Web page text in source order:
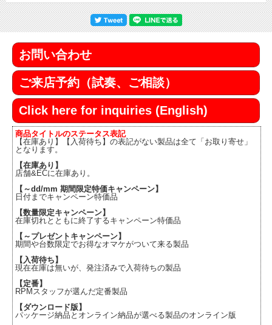
お問い合わせ
ご来店予約（試奏、ご相談）
Click here for inquiries (English)
商品タイトルのステータス表記
【在庫あり】【入荷待ち】の表記がない製品は全て「お取り寄せ」
となります。
【在庫あり】
店舗&ECに在庫あり。
【～dd/mm 期間限定特価キャンペーン】
日付までキャンペーン特価品
【数量限定キャンペーン】
在庫切れとともに終了するキャンペーン特価品
【～プレゼントキャンペーン】
期間や台数限定でお得なオマケがついて来る製品
【入荷待ち】
現在在庫は無いが、発注済みで入荷待ちの製品
【定番】
RPMスタッフが選んだ定番製品
【ダウンロード版】
パッケージ納品とオンライン納品が選べる製品のオンライン版